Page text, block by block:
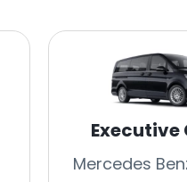
Executive
Mercedes